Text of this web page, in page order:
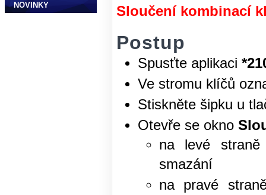
NOVINKY
Sloučení kombinací
Postup
Spusťte aplikaci
Ve stromu klíčů
Stiskněte šipku u
Otevře se okno
na levé
smazání
na pravé